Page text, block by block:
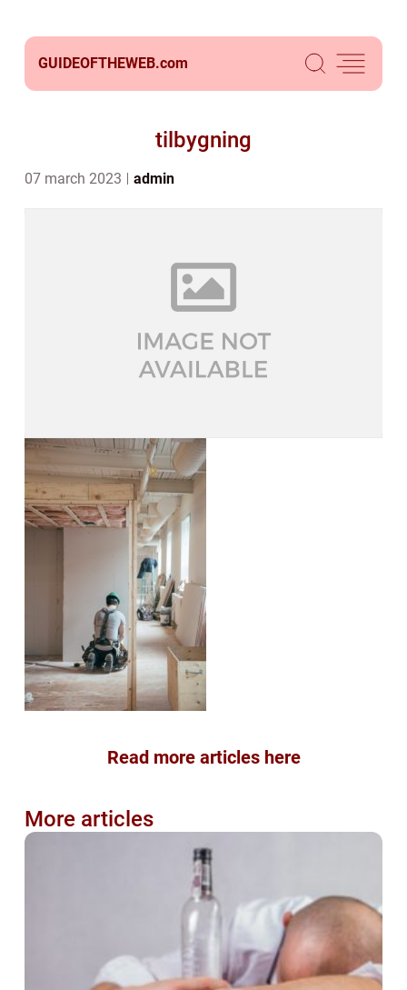
GUIDEOFTHEWEB.com
tilbygning
07 march 2023 admin
Read more articles here
More articles